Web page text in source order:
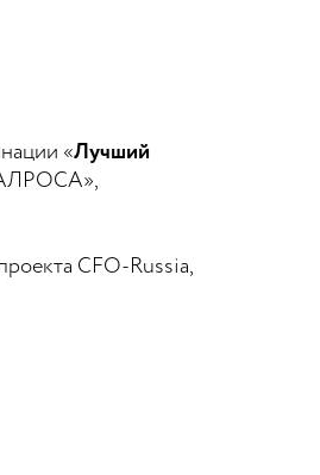
«Лучший
CFO-Russia,